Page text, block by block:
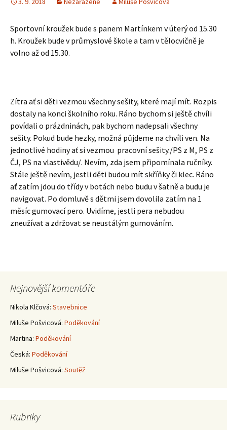
Sportovní kroužek bude s panem Martínkem v úterý od 15.30
h. Kroužek bude v průmyslové škole a tam v tělocvičně je
volno až od 15.30.
Zítra ať si děti vezmou všechny sešity, které mají mít. Rozpis
dostaly na konci školního roku. Ráno bychom si ještě chvíli
povídali o prázdninách, pak bychom nadepsali všechny
sešity. Pokud bude hezky, možná půjdeme na chvíli ven. Na
jednotlivé hodiny ať si vezmou pracovní sešity./PS z M, PS z
ČJ, PS na vlastivědu/. Nevím, zda jsem připomínala ručníky.
Stále ještě nevím, jestli děti budou mít skříňky či klec. Ráno
ať zatím jdou do třídy v botách nebo budu v šatně a budu je
navigovat. Po domluvě s dětmi jsem dovolila zatím na 1
měsíc gumovací pero. Uvidíme, jestli pera nebudou
zneužívat a zdržovat se neustálým gumováním.
Nejnovější komentáře
Nikola Klčová: Stavebnice
Miluše Pošvicová: Poděkování
Martina: Poděkování
Česká: Poděkování
Miluše Pošvicová: Soutěž
Rubriky